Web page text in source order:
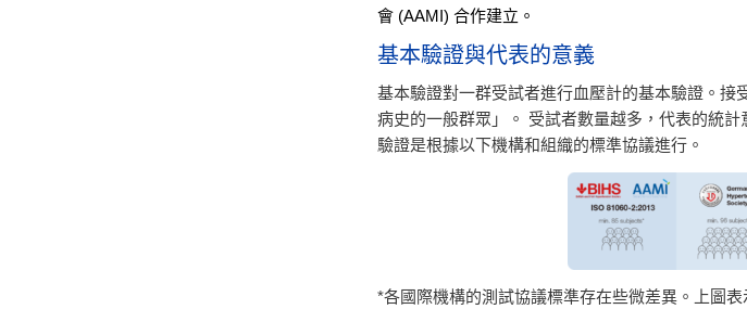
會 (AAMI) 合作建立。
基本驗證與代表的意義
基本驗證對一群受試者進行血壓計的基本驗證。
病史的一般群眾」。 受試者數量越多，代表的統
驗證是根據以下機構和組織的標準協議進行。
*各國際機構的測試協議標準存在些微差異。上圖